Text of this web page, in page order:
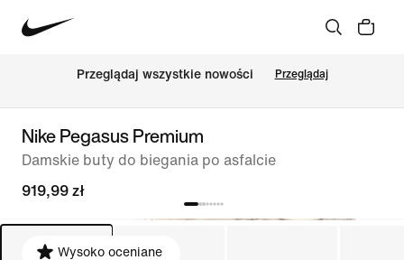
Przeglądaj wszystkie nowości Przeglądaj
Nike Pegasus Premium
Damskie buty do biegania po asfalcie
919,99 zł
Wysoko oceniane